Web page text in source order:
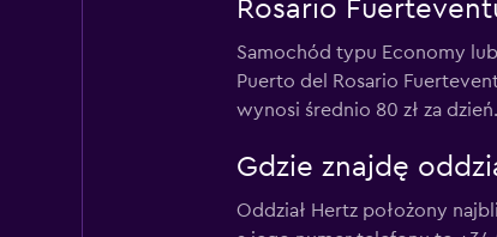
Rosario
Samochód typu Economy
Puerto del Rosario
wynosi średnio 80 zł za
Gdzie znajdę
Oddział Hertz położony